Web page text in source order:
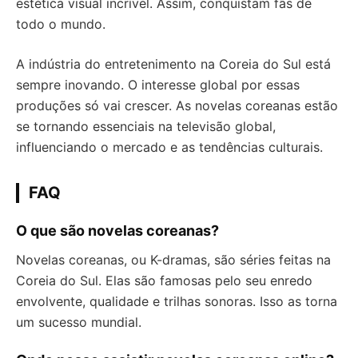
estética visual incrível. Assim, conquistam fãs de
todo o mundo.
A indústria do entretenimento na Coreia do Sul está
sempre inovando. O interesse global por essas
produções só vai crescer. As novelas coreanas estão
se tornando essenciais na televisão global,
influenciando o mercado e as tendências culturais.
FAQ
O que são novelas coreanas?
Novelas coreanas, ou K-dramas, são séries feitas na
Coreia do Sul. Elas são famosas pelo seu enredo
envolvente, qualidade e trilhas sonoras. Isso as torna
um sucesso mundial.